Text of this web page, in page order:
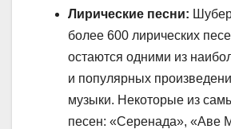
Лирические песни:
более 600 лирических
остаются одними из
и популярных
музыки. Некоторые из
песен: «Серенада», «Аве